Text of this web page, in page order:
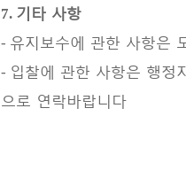
7. 기타 사항
- 유지보수에 관한 사항은
- 입찰에 관한 사항은 행정
으로 연락바랍니다